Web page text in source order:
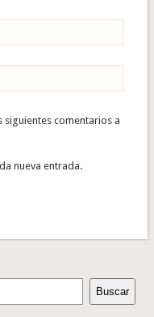
siguientes comentarios a
nueva entrada.
Buscar